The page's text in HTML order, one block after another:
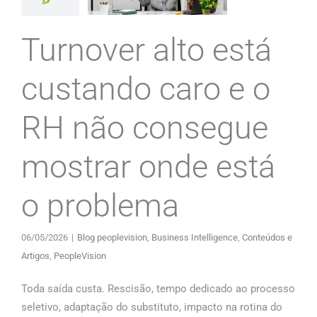
Turnover alto está
custando caro e o
RH não consegue
mostrar onde está
o problema
06/05/2026 | Blog peoplevision, Business Intelligence, Conteúdos e
Artigos, PeopleVision
Toda saída custa. Rescisão, tempo dedicado ao processo
seletivo, adaptação do substituto, impacto na rotina do